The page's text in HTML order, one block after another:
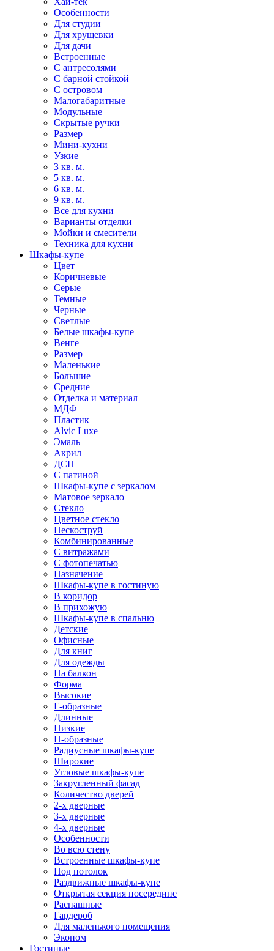
Особенности
Для студии
Для хрущевки
Для дачи
Встроенные
С антресолями
С барной стойкой
С островом
Малогабаритные
Модульные
Скрытые ручки
Размер
Мини-кухни
Узкие
3 кв. м.
5 кв. м.
6 кв. м.
9 кв. м.
Все для кухни
Варианты отделки
Мойки и смесители
Техника для кухни
Шкафы-купе
Цвет
Коричневые
Серые
Темные
Черные
Светлые
Белые шкафы-купе
Венге
Размер
Маленькие
Большие
Средние
Отделка и материал
МДФ
Пластик
Alvic Luxe
Эмаль
Акрил
ДСП
С патиной
Шкафы-купе с зеркалом
Матовое зеркало
Стекло
Цветное стекло
Пескоструй
Комбинированные
С витражами
С фотопечатью
Назначение
Шкафы-купе в гостиную
В коридор
В прихожую
Шкафы-купе в спальню
Детские
Офисные
Для книг
Для одежды
На балкон
Форма
Высокие
Г-образные
Длинные
Низкие
П-образные
Радиусные шкафы-купе
Широкие
Угловые шкафы-купе
Закругленный фасад
Количество дверей
2-х дверные
3-х дверные
4-х дверные
Особенности
Во всю стену
Встроенные шкафы-купе
Под потолок
Раздвижные шкафы-купе
Открытая секция посередине
Распашные
Гардероб
Для маленького помещения
Эконом
Гостиные